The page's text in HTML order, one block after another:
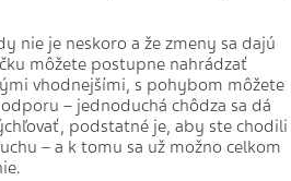
nie je neskoro a že zmeny sa dajú
môžete postupne nahrádzať
vhodnejšími, s pohybom môžete
– jednoduchá chôdza sa dá
podstatné je, aby ste chodili
– a k tomu sa už možno celkom